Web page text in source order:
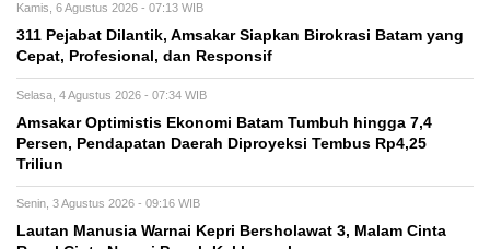
Kamis, 6 Agustus 2026 - 07:13 WIB
311 Pejabat Dilantik, Amsakar Siapkan Birokrasi Batam yang
Cepat, Profesional, dan Responsif
Selasa, 4 Agustus 2026 - 07:34 WIB
Amsakar Optimistis Ekonomi Batam Tumbuh hingga 7,4
Persen, Pendapatan Daerah Diproyeksi Tembus Rp4,25
Triliun
Senin, 3 Agustus 2026 - 09:16 WIB
Lautan Manusia Warnai Kepri Bersholawat 3, Malam Cinta